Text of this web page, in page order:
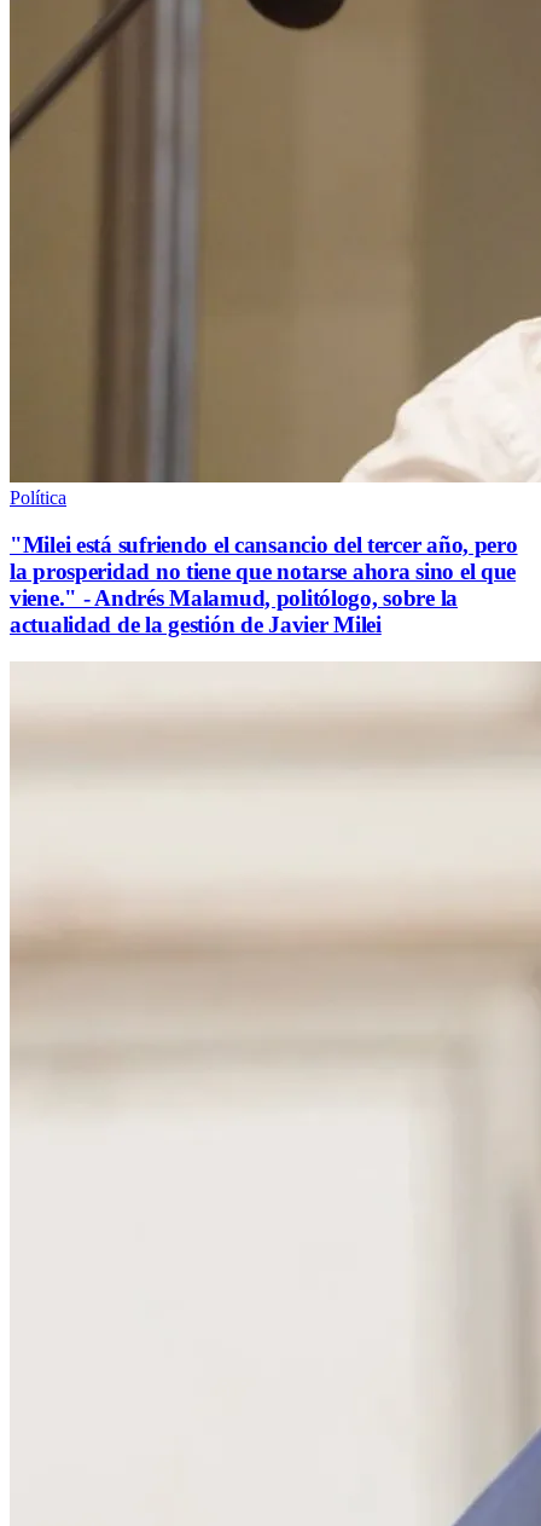
Política
"Milei está sufriendo el cansancio del tercer año, pero
la prosperidad no tiene que notarse ahora sino el que
viene." - Andrés Malamud, politólogo, sobre la
actualidad de la gestión de Javier Milei